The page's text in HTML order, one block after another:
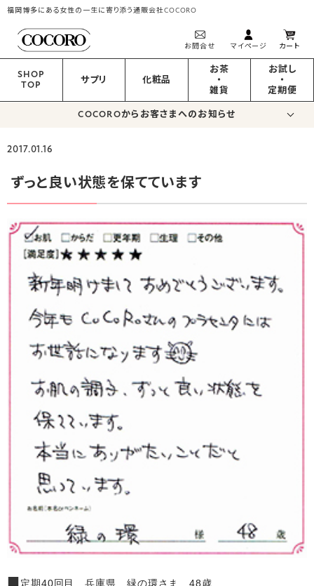
福岡博多にある女性の一生に寄り添う通販会社COCORO
お問合せ マイページ カート
SHOP
TOP
サプリ 化粧品
お茶
・
雑貨
お試し
・
定期便
COCOROからお客さまへのお知らせ
2017.01.16
ずっと良い状態を保てています
定期40回目 兵庫県 緑の環さま 48歳